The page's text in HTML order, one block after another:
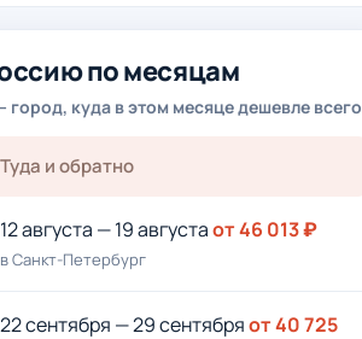
по месяцам
куда в этом месяце дешевле всего
Туда и обратно
12 августа — 19 августаот 46 013 ₽
в Санкт-Петербург
22 сентября — 29 сентябряот 40 725